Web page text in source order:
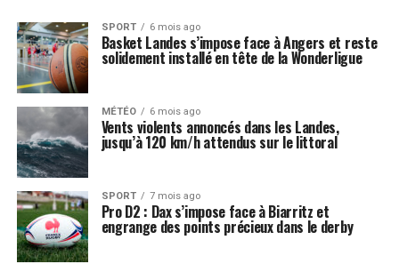
SPORT 6 mois ago
Basket Landes s’impose face à Angers et reste
solidement installé en tête de la Wonderligue
MÉTÉO 6 mois ago
Vents violents annoncés dans les Landes,
jusqu’à 120 km/h attendus sur le littoral
SPORT 7 mois ago
Pro D2 : Dax s’impose face à Biarritz et
engrange des points précieux dans le derby